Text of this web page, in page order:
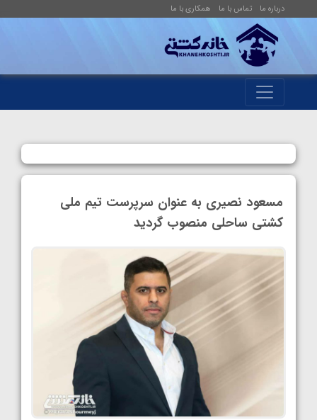
درباره ما تماس با ما همکاری با ما
مسعود نصیری به عنوان سرپرست تیم ملی
کشتی ساحلی منصوب گردید